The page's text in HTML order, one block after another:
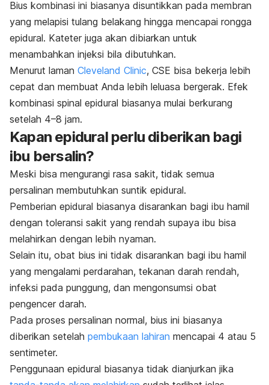
Bius kombinasi ini biasanya disuntikkan pada membran
yang melapisi tulang belakang hingga mencapai rongga
epidural. Kateter juga akan dibiarkan untuk
menambahkan injeksi bila dibutuhkan.
Menurut laman Cleveland Clinic, CSE bisa bekerja lebih
cepat dan membuat Anda lebih leluasa bergerak. Efek
kombinasi spinal epidural biasanya mulai berkurang
setelah 4–8 jam.
Kapan epidural perlu diberikan bagi
ibu bersalin?
Meski bisa mengurangi rasa sakit, tidak semua
persalinan membutuhkan suntik epidural.
Pemberian epidural biasanya disarankan bagi ibu hamil
dengan toleransi sakit yang rendah supaya ibu bisa
melahirkan dengan lebih nyaman.
Selain itu, obat bius ini tidak disarankan bagi ibu hamil
yang mengalami perdarahan, tekanan darah rendah,
infeksi pada punggung, dan mengonsumsi obat
pengencer darah.
Pada proses persalinan normal, bius ini biasanya
diberikan setelah pembukaan lahiran mencapai 4 atau 5
sentimeter.
Penggunaan epidural biasanya tidak dianjurkan jika